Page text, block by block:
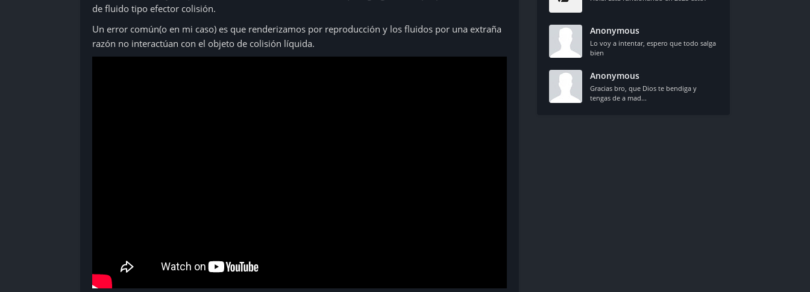
de fluido tipo efector colisión.
Un error común(o en mi caso) es que renderizamos por reproducción y los fluidos por una extraña
razón no interactúan con el objeto de colisión líquida.
Anonymous
Lo voy a intentar, espero que todo salga
bien
Anonymous
Gracias bro, que Dios te bendiga y
tengas de a mad...